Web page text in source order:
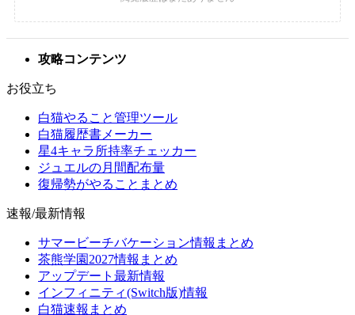
攻略コンテンツ
お役立ち
白猫やること管理ツール
白猫履歴書メーカー
星4キャラ所持率チェッカー
ジュエルの月間配布量
復帰勢がやることまとめ
速報/最新情報
サマービーチバケーション情報まとめ
茶熊学園2027情報まとめ
アップデート最新情報
インフィニティ(Switch版)情報
白猫速報まとめ